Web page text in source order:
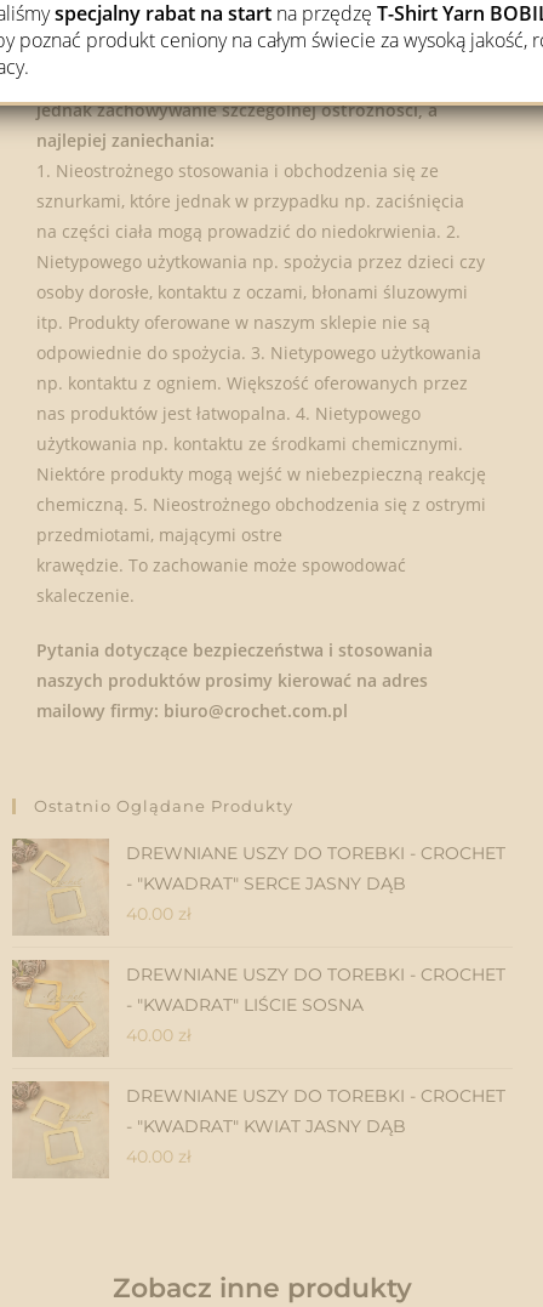
Ostatnio Oglądane Produkty
DREWNIANE USZY DO TOREBKI - CROCHET
- "KWADRAT" SERCE JASNY DĄB
40.00 zł
DREWNIANE USZY DO TOREBKI - CROCHET
- "KWADRAT" LIŚCIE SOSNA
40.00 zł
DREWNIANE USZY DO TOREBKI - CROCHET
- "KWADRAT" KWIAT JASNY DĄB
40.00 zł
użytkowania.
jednak zachowywanie szczególnej ostrożności, a
najlepiej zaniechania:
1. Nieostrożnego stosowania i obchodzenia się ze
sznurkami, które jednak w przypadku np. zaciśnięcia
na części ciała mogą prowadzić do niedokrwienia. 2.
Nietypowego użytkowania np. spożycia przez dzieci czy
osoby dorosłe, kontaktu z oczami, błonami śluzowymi
itp. Produkty oferowane w naszym sklepie nie są
odpowiednie do spożycia. 3. Nietypowego użytkowania
np. kontaktu z ogniem. Większość oferowanych przez
nas produktów jest łatwopalna. 4. Nietypowego
użytkowania np. kontaktu ze środkami chemicznymi.
Niektóre produkty mogą wejść w niebezpieczną reakcję
chemiczną. 5. Nieostrożnego obchodzenia się z ostrymi
przedmiotami, mającymi ostre
krawędzie. To zachowanie może spowodować
skaleczenie.
Pytania dotyczące bezpieczeństwa i stosowania
naszych produktów prosimy kierować na adres
mailowy firmy: biuro@crochet.com.pl
Zobacz inne produkty
specjalny rabat na start na przędzę T-Shirt Yarn
poznać produkt ceniony na całym świecie za wysoką jakość,